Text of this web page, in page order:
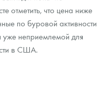
отметить, что цена ниже
по буровой активности
уже неприемлемой для
в США.